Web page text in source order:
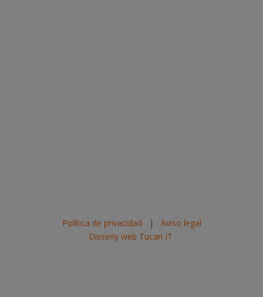
Política de privacidad | Aviso legal
Disseny web Tucan IT